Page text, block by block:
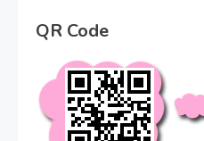
QR Code